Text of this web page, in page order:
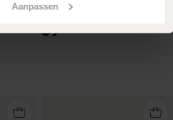
Aanpassen
Zilveren armband dubbel
39